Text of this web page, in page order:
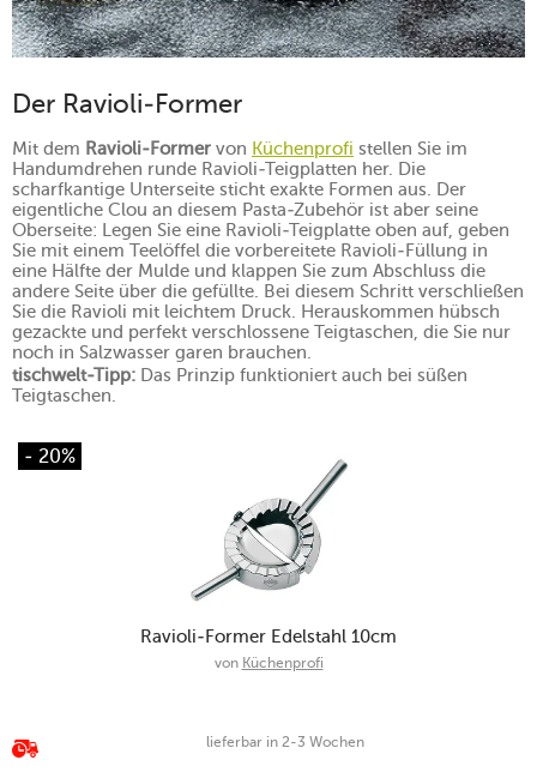
Der Ravioli-Former
Mit dem Ravioli-Former von Küchenprofi stellen Sie im
Handumdrehen runde Ravioli-Teigplatten her. Die
scharfkantige Unterseite sticht exakte Formen aus. Der
eigentliche Clou an diesem Pasta-Zubehör ist aber seine
Oberseite: Legen Sie eine Ravioli-Teigplatte oben auf, geben
Sie mit einem Teelöffel die vorbereitete Ravioli-Füllung in
eine Hälfte der Mulde und klappen Sie zum Abschluss die
andere Seite über die gefüllte. Bei diesem Schritt verschließen
Sie die Ravioli mit leichtem Druck. Herauskommen hübsch
gezackte und perfekt verschlossene Teigtaschen, die Sie nur
noch in Salzwasser garen brauchen.
tischwelt-Tipp: Das Prinzip funktioniert auch bei süßen
Teigtaschen.
- 20%
Ravioli-Former Edelstahl 10cm
von Küchenprofi
lieferbar in 2-3 Wochen